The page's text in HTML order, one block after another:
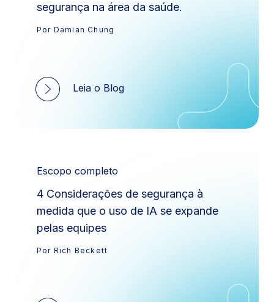
segurança na área da saúde.
Por Damian Chung
Leia o Blog
Escopo completo
4 Considerações de segurança à
medida que o uso de IA se expande
pelas equipes
Por Rich Beckett